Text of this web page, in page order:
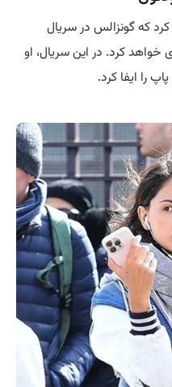
کرد که گونزالس در سریال
خواهد کرد. در این سریال، او
را ایفا کرد.